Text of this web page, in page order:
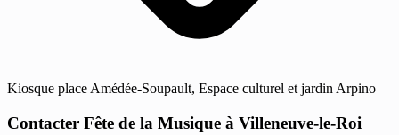
Kiosque place Amédée-Soupault, Espace culturel et jardin Arpino
Contacter Fête de la Musique à Villeneuve-le-Roi